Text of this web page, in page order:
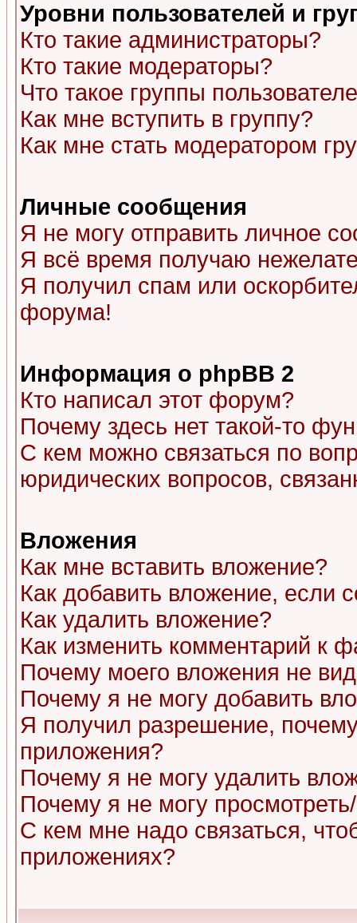
Уровни пользователей и
Кто такие администраторы?
Кто такие модераторы?
Что такое группы
Как мне вступить в группу?
Как мне стать модератором
Личные сообщения
Я не могу отправить личное
Я всё время получаю
Я получил спам или
форума!
Информация о phpBB 2
Кто написал этот форум?
Почему здесь нет такой-то
С кем можно связаться по
юридических вопросов,
Вложения
Как мне вставить вложение?
Как добавить вложение, если
Как удалить вложение?
Как изменить комментарий к
Почему моего вложения не
Почему я не могу добавить
Я получил разрешение,
приложения?
Почему я не могу удалить
Почему я не могу
С кем мне надо связаться,
приложениях?